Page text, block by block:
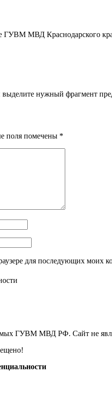
МВД Краснодарского
нужный фрагмент
поля помечены *
для последующих моих
ГУВМ МВД РФ. Сайт не